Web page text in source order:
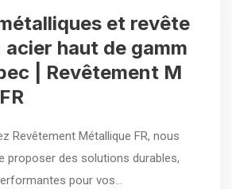
et revête
acier haut de gamm
| Revêtement M
Revêtement Métallique FR, nous
proposer des solutions durables,
pour vos…